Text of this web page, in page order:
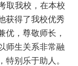
取我校，在本校
获得了我校优秀
优，尊敬师长，
师生关系非常融
特别乐于助人。